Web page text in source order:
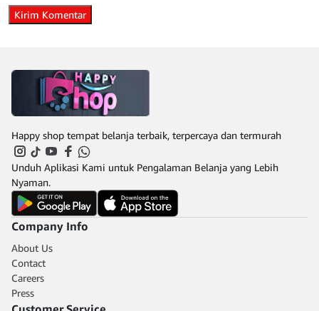
Happy shop tempat belanja terbaik, terpercaya dan termurah
Unduh Aplikasi Kami untuk Pengalaman Belanja yang Lebih
Nyaman.
Company Info
About Us
Contact
Careers
Press